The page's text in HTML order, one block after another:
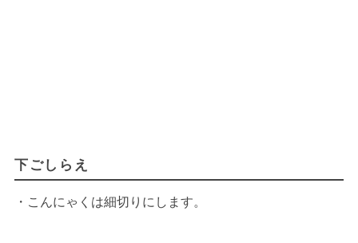
下ごしらえ
・こんにゃくは細切りにします。